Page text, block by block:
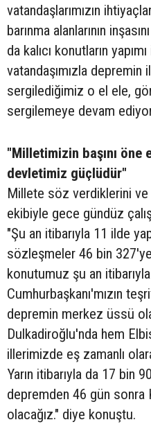
vatandaşlarımızın
barınma alanlarının
da kalıcı konutların
vatandaşımızla depremin
sergilediğimiz o el ele,
sergilemeye devam
"Milletimizin başını öne
devletimiz güçlüdür"
Millete söz verdiklerini
ekibiyle gece gündüz
"Şu an itibarıyla 11 ilde
sözleşmeler 46 bin
konutumuz şu an
Cumhurbaşkanı'mızın
depremin merkez üssü
Dulkadiroğlu'nda hem
illerimizde eş zamanlı
Yarın itibarıyla da 17 bin
depremden 46 gün sonra
olacağız." diye konuştu.